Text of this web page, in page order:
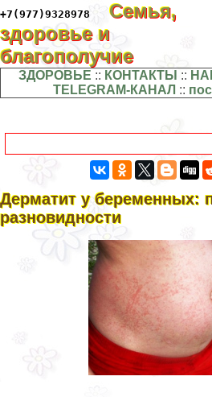
+7(977)9328978
Семья,
здоровье и
благополучие
ЗДОРОВЬЕ :: КОНТАКТЫ ::
TELEGRAM-КАНАЛ ::
Дерматит у беременных:
разновидности